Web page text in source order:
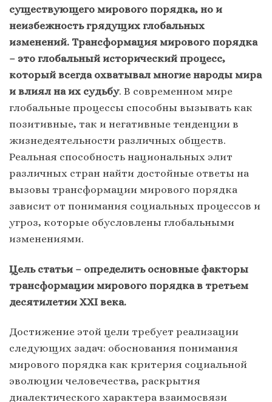
существующего мирового порядка, но и
неизбежность грядущих глобальных
изменений. Трансформация мирового порядка
– это глобальный исторический процесс,
который всегда охватывал многие народы мира
и влиял на их судьбу. В современном мире
глобальные процессы способны вызывать как
позитивные, так и негативные тенденции в
жизнедеятельности различных обществ.
Реальная способность национальных элит
различных стран найти достойные ответы на
вызовы трансформации мирового порядка
зависит от понимания социальных процессов и
угроз, которые обусловлены глобальными
изменениями.
Цель статьи – определить основные факторы
трансформации мирового порядка в третьем
десятилетии ХХI века.
Достижение этой цели требует реализации
следующих задач: обоснования понимания
мирового порядка как критерия социальной
эволюции человечества, раскрытия
диалектического характера взаимосвязи